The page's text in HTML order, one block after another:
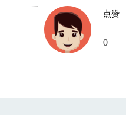
点赞
0